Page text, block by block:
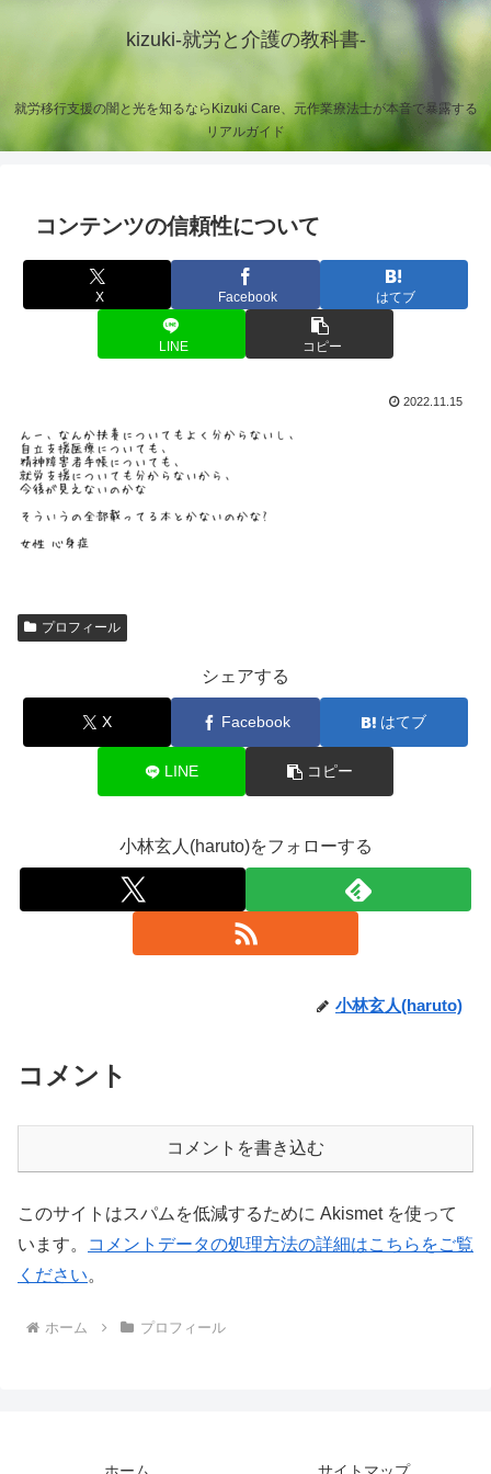
kizuki-就労と介護の教科書-
就労移行支援の闇と光を知るならKizuki Care、元作業療法士が本音で暴露する
リアルガイド
コンテンツの信頼性について
X Facebook はてブ
LINE コピー
2022.11.15
プロフィール
シェアする
X Facebook はてブ
LINE コピー
小林玄人(haruto)をフォローする
小林玄人(haruto)
コメント
コメントを書き込む
このサイトはスパムを低減するために Akismet を使って
います。
コメントデータの処理方法の詳細はこちらをご覧
ください。
ホーム プロフィール